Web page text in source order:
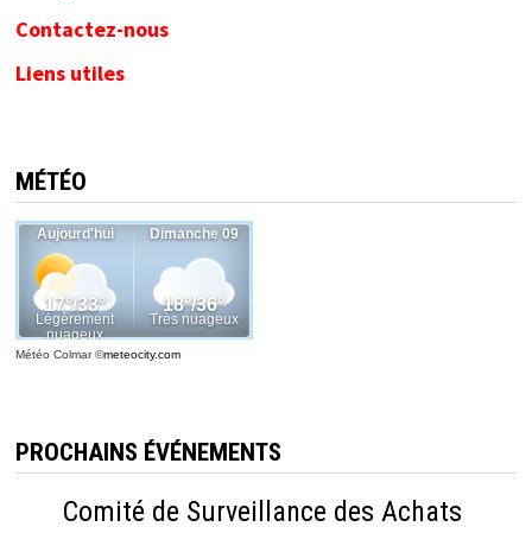
Contactez-nous
Liens utiles
MÉTÉO
Météo Colmar©meteocity.com
PROCHAINS ÉVÉNEMENTS
Comité de Surveillance des Achats